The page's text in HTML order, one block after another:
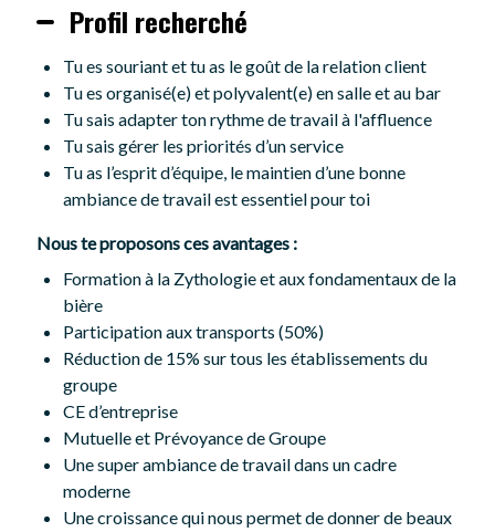
Profil recherché
Tu es souriant et tu as le goût de la relation client
Tu es organisé(e) et polyvalent(e) en salle et au bar
Tu sais adapter ton rythme de travail à l'affluence
Tu sais gérer les priorités d’un service
Tu as l’esprit d’équipe, le maintien d’une bonne
ambiance de travail est essentiel pour toi
Nous te proposons ces avantages :
Formation à la Zythologie et aux fondamentaux de la
bière
Participation aux transports (50%)
Réduction de 15% sur tous les établissements du
groupe
CE d’entreprise
Mutuelle et Prévoyance de Groupe
Une super ambiance de travail dans un cadre
moderne
Une croissance qui nous permet de donner de beaux